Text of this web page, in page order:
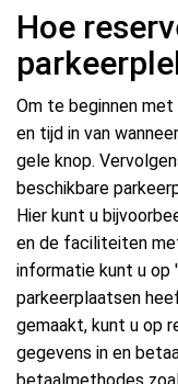
Hoe
Om te beginnen
en tijd in van
gele knop.
beschikbare
Hier kunt u
en de faciliteiten
informatie kunt u op
parkeerplaatsen
gemaakt, kunt u op
gegevens in en